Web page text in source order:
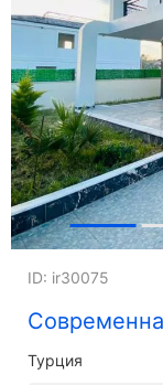
ID: ir30075
Турция